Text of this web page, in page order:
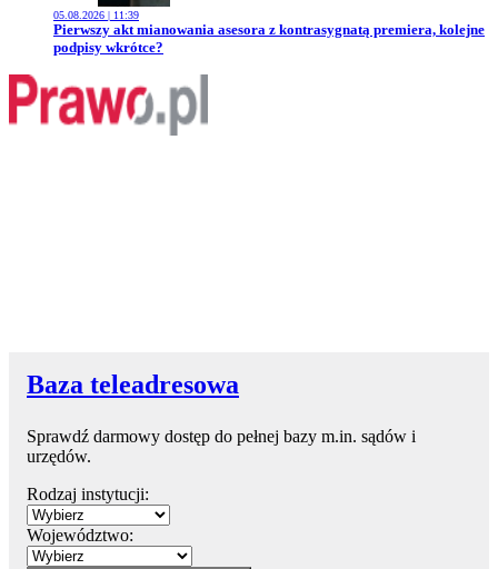
05.08.2026 | 11:39
Przejdź do artykułu:
Pierwszy akt mianowania asesora z kontrasygnatą premiera, kolejne
podpisy wkrótce?
Baza teleadresowa
Sprawdź darmowy dostęp do pełnej bazy m.in. sądów i
urzędów.
Rodzaj instytucji:
Województwo: